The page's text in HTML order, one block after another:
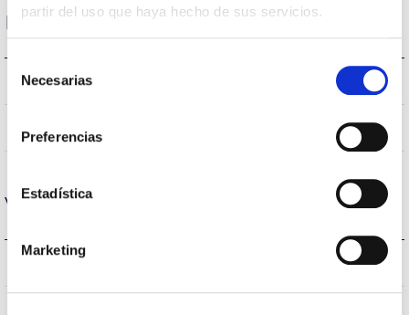
partir del uso que haya hecho de sus servicios.
Selección
Necesarias
Preferencias
Estadística
Marketing
Performance
Flux (lm) -lm
Performance -%
Vie
–